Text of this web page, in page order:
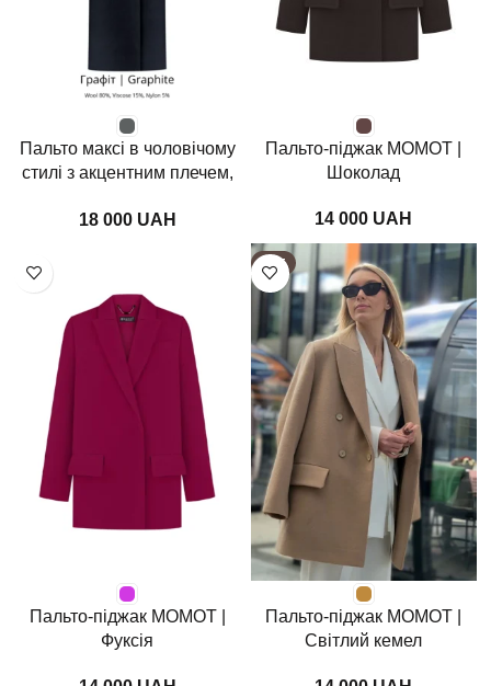
Пальто максі в чоловічому
стилі з акцентним плечем,
UAH
Пальто-піджак MOMOT |
Шоколад
UAH
Пальто-піджак MOMOT |
Фуксія
HOT
Пальто-піджак MOMOT |
Світлий кемел